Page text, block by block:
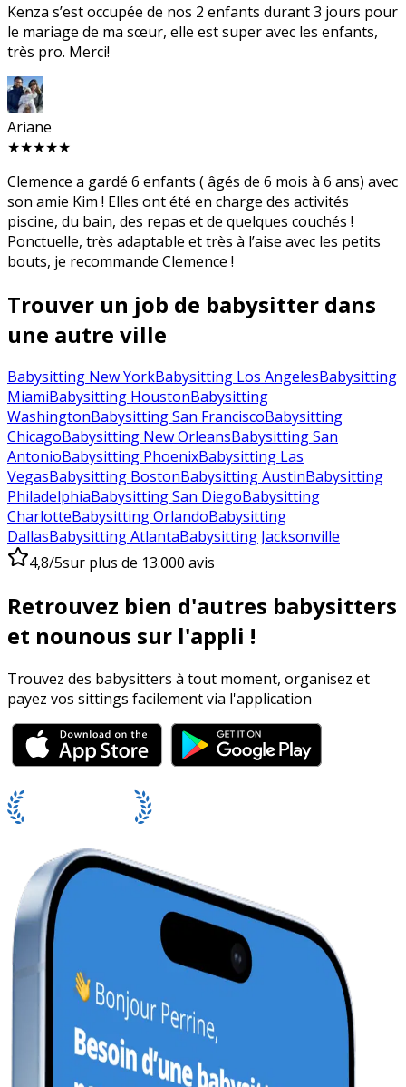
Kenza s’est occupée de nos 2 enfants durant 3 jours pour
le mariage de ma sœur, elle est super avec les enfants,
très pro. Merci!
Ariane
★★★★★
Clemence a gardé 6 enfants ( âgés de 6 mois à 6 ans) avec
son amie Kim ! Elles ont été en charge des activités
piscine, du bain, des repas et de quelques couchés !
Ponctuelle, très adaptable et très à l’aise avec les petits
bouts, je recommande Clemence !
Trouver un job de babysitter dans
une autre ville
Babysitting New YorkBabysitting Los AngelesBabysitting
MiamiBabysitting HoustonBabysitting
WashingtonBabysitting San FranciscoBabysitting
ChicagoBabysitting New OrleansBabysitting San
AntonioBabysitting PhoenixBabysitting Las
VegasBabysitting BostonBabysitting AustinBabysitting
PhiladelphiaBabysitting San DiegoBabysitting
CharlotteBabysitting OrlandoBabysitting
DallasBabysitting AtlantaBabysitting Jacksonville
4,8/5sur plus de 13.000 avis
Retrouvez bien d'autres babysitters
et nounous sur l'appli !
Trouvez des babysitters à tout moment, organisez et
payez vos sittings facilement via l'application